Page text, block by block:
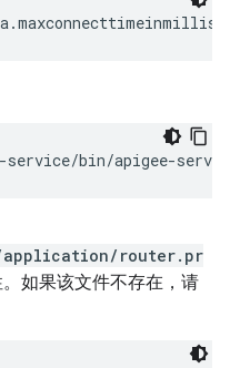
bin/apigee-
application/router.pr
如果该文件不存在，请